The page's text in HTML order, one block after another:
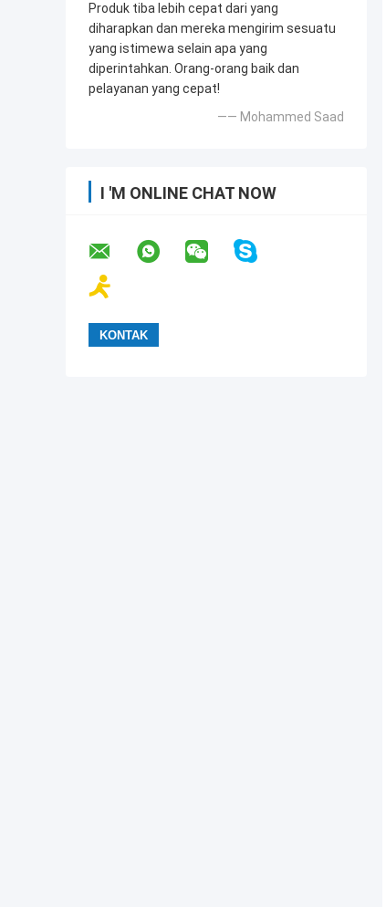
Produk tiba lebih cepat dari yang
diharapkan dan mereka mengirim sesuatu
yang istimewa selain apa yang
diperintahkan. Orang-orang baik dan
pelayanan yang cepat!
—— Mohammed Saad
I 'M ONLINE CHAT NOW